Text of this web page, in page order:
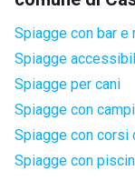
Spiagge con bar e
Spiagge
Spiagge per cani
Spiagge con
Spiagge con
Spiagge con